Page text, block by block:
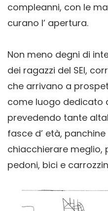
compleanni, con le
curano l’ apertura.
Non meno degni di
dei ragazzi del SEI,
che arrivano a
come luogo dedicato
prevedendo tante
fasce d’ età,
chiacchierare meglio,
pedoni, bici e